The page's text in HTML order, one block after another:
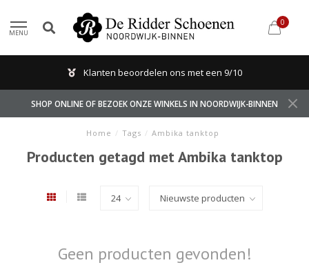
MENU
0
Klanten beoordelen ons met een 9/10
SHOP ONLINE OF BEZOEK ONZE WINKELS IN NOORDWIJK-BINNEN
Home / Tags / Ambika tanktop
Producten getagd met Ambika tanktop
Geen producten gevonden!